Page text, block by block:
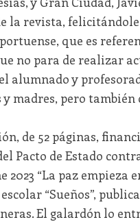
la revista,
que es
no para de realizar
alumnado y
madres, pero también
de 52 páginas,
Pacto de Estado
2023 “La paz empieza
“Sueños”,
El galardón lo